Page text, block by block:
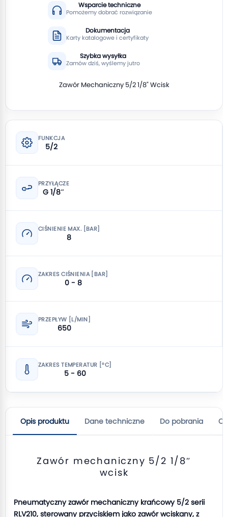
Wsparcie techniczne
Pomożemy dobrać rozwiązanie
Dokumentacja
Karty katalogowe i certyfikaty
Szybka wysyłka
Zamów dziś, wyślemy jutro
Zawór Mechaniczny 5/2 1/8" Wcisk
FUNKCJA
5/2
PRZYŁĄCZE
G 1/8″
CIŚNIENIE MAX. [BAR]
8
ZAKRES CIŚNIENIA [BAR]
0 - 8
PRZEPŁYW [L/MIN]
650
ZAKRES TEMPERATUR [°C]
5 - 60
Opis produktu Dane techniczne Do pobrania
Zawór mechaniczny 5/2 1/8″
wcisk
Pneumatyczny zawór mechaniczny krańcowy 5/2 serii
RLV210, sterowany przyciskiem jako zawór wciskany, z